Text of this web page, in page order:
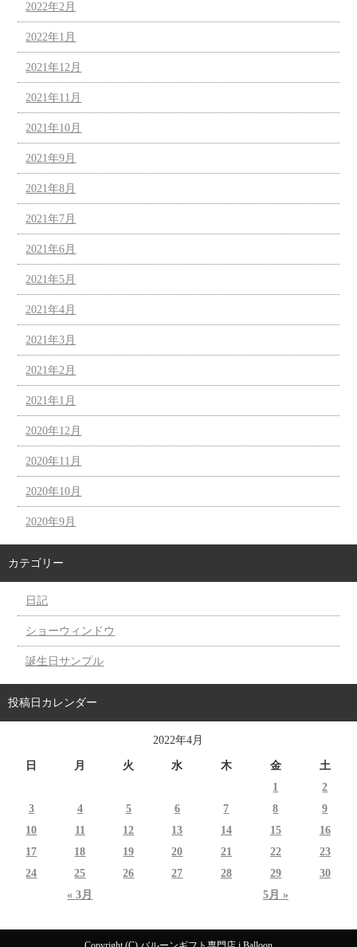
2022年2月
2022年1月
2021年12月
2021年11月
2021年10月
2021年9月
2021年8月
2021年7月
2021年6月
2021年5月
2021年4月
2021年3月
2021年2月
2021年1月
2020年12月
2020年11月
2020年10月
2020年9月
カテゴリー
日記
ショーウィンドウ
誕生日サンプル
投稿日カレンダー
2022年4月
日 月 火 水 木 金 土
« 3月 5月 »
1
2
3
4 5 6 7 8
9
10
11 12 13 14 15
16
17
18 19 20 21 22
23
24
25 26 27 28 29 30